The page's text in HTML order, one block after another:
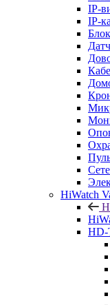
IP-
IP-
HiWatch
HD-